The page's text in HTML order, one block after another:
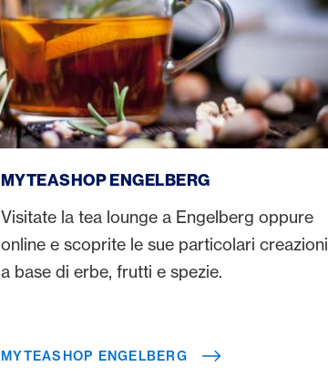
MYTEASHOP ENGELBERG
Visitate la tea lounge a Engelberg oppure
online e scoprite le sue particolari creazioni
a base di erbe, frutti e spezie.
MYTEASHOP ENGELBERG